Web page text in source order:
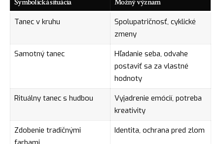
Symbolická situácia Možný význam
Tanec v kruhu
Spolupatričnosť, cyklické
zmeny
Samotný tanec
Hľadanie seba, odvahe
postaviť sa za vlastné
hodnoty
Rituálny tanec s hudbou
Vyjadrenie emócií, potreba
kreativity
Zdobenie tradičnými
Identita, ochrana pred zlom